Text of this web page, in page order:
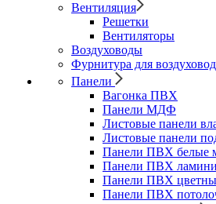
Вентиляция
Решетки
Вентиляторы
Воздуховоды
Фурнитура для
Панели
Вагонка ПВХ
Панели МДФ
Листовые панели
Листовые панели
Панели ПВХ белые
Панели ПВХ
Панели ПВХ
Панели ПВХ